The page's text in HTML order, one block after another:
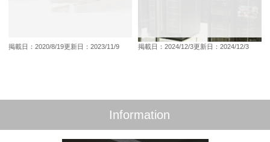
掲載日：2020/8/19更新日：2023/11/9 掲載日：2024/12/3更新日：2024/12/3
Information